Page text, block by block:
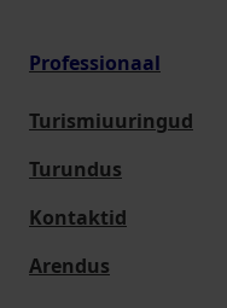
Professionaal
Turismiuuringud
Turundus
Kontaktid
Arendus